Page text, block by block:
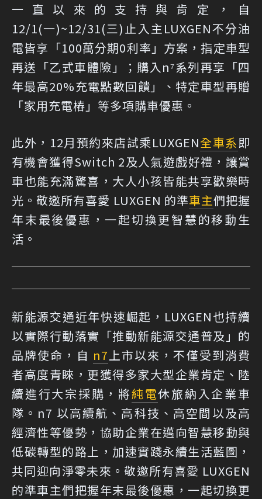
一直以來的支持與肯定，自
12/1(一)~12/31(三)止入主LUXGEN不分油
電皆享「100萬分期0利率」方案，指定車型
再送「乙式車體險」；購入n⁷系列再享「四
年最高20%充電點數回饋」、特定車型再贈
「家用充電樁」等多項購車優惠。
此外，12月預約來店試乘LUXGEN全車系即
有機會獲得Switch 2及人氣遊戲好禮，讓賞
車也能充滿驚喜，大人小孩皆能共享歡樂時
光。敬邀所有喜愛 LUXGEN 的準車主們把握
年末最後優惠，一起切換更智慧的移動生
活。
新能源交通近年快速崛起，LUXGEN也持續
以實際行動落實「推動新能源交通普及」的
品牌使命，自 n7上市以來，不僅受到消費
者高度青睞，更獲得多家大型企業肯定、陸
續進行大宗採購，將純電休旅納入企業車
隊。n7 以高續航、高科技、高空間以及高
經濟性等優勢，協助企業在邁向智慧移動與
低碳轉型的路上，加速實踐永續生活藍圖，
共同迎向淨零未來。敬邀所有喜愛 LUXGEN
的準車主們把握年末最後優惠，一起切換更